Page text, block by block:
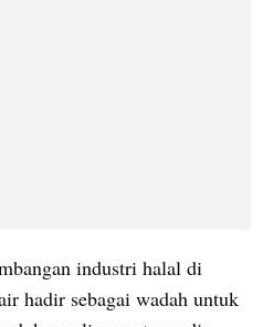
industri halal di
hadir sebagai wadah untuk